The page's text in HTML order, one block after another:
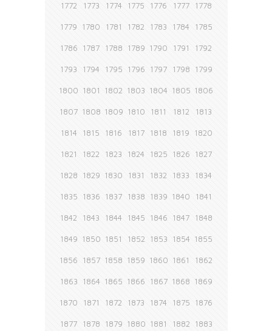
1772 1773 1774 1775 1776 1777 1778
1779 1780 1781 1782 1783 1784 1785
1786 1787 1788 1789 1790 1791 1792
1793 1794 1795 1796 1797 1798 1799
1800 1801 1802 1803 1804 1805 1806
1807 1808 1809 1810 1811 1812 1813
1814 1815 1816 1817 1818 1819 1820
1821 1822 1823 1824 1825 1826 1827
1828 1829 1830 1831 1832 1833 1834
1835 1836 1837 1838 1839 1840 1841
1842 1843 1844 1845 1846 1847 1848
1849 1850 1851 1852 1853 1854 1855
1856 1857 1858 1859 1860 1861 1862
1863 1864 1865 1866 1867 1868 1869
1870 1871 1872 1873 1874 1875 1876
1877 1878 1879 1880 1881 1882 1883